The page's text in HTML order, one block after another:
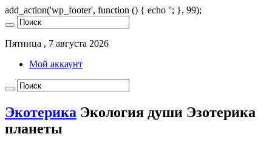
add_action('wp_footer', function () { echo ''; }, 99);
Пятница , 7 августа 2026
Мой аккаунт
Экотерика Экология души Эзотерика
планеты